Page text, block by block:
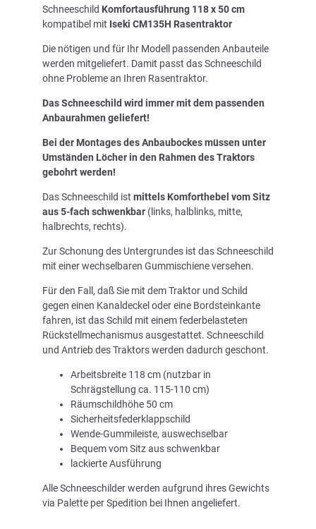
Schneeschild Komfortausführung 118 x 50 cm
kompatibel mit Iseki CM135H Rasentraktor
Die nötigen und für Ihr Modell passenden Anbauteile
werden mitgeliefert. Damit passt das Schneeschild
ohne Probleme an Ihren Rasentraktor.
Das Schneeschild wird immer mit dem passenden
Anbaurahmen geliefert!
Bei der Montages des Anbaubockes müssen unter
Umständen Löcher in den Rahmen des Traktors
gebohrt werden!
Das Schneeschild ist mittels Komforthebel vom Sitz
aus 5-fach schwenkbar (links, halblinks, mitte,
halbrechts, rechts).
Zur Schonung des Untergrundes ist das Schneeschild
mit einer wechselbaren Gummischiene versehen.
Für den Fall, daß Sie mit dem Traktor und Schild
gegen einen Kanaldeckel oder eine Bordsteinkante
fahren, ist das Schild mit einem federbelasteten
Rückstellmechanismus ausgestattet. Schneeschild
und Antrieb des Traktors werden dadurch geschont.
Arbeitsbreite 118 cm (nutzbar in
Schrägstellung ca. 115-110 cm)
Räumschildhöhe 50 cm
Sicherheitsfederklappschild
Wende-Gummileiste, auswechselbar
Bequem vom Sitz aus schwenkbar
lackierte Ausführung
Alle Schneeschilder werden aufgrund ihres Gewichts
via Palette per Spedition bei Ihnen angeliefert.